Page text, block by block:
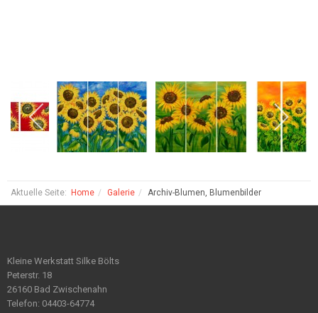
Aktuelle Seite: Home Galerie Archiv-Blumen, Blumenbilder
Kleine Werkstatt Silke Bölts
Peterstr. 18
26160 Bad Zwischenahn
Telefon: 04403-64774